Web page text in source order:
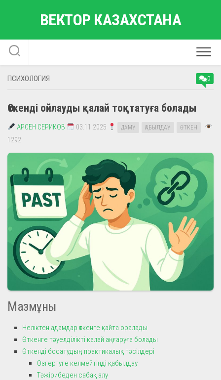
ВЕКТОР КАЗАХСТАНА
ПСИХОЛОГИЯ 0
Өткенді ойлауды қалай тоқтатуға болады
АРСЕН СЕРИКОВ 03.11.2025 ДАМУ ҚАБЫЛДАУ ӨТКЕН
1292
Мазмұны
Неліктен адамдар өткенге қайта оралады
Өткенге тәуелділікті қалай аңғаруға болады
Өткенді босатудың практикалық тәсілдері
Өзгертуге келмейтінді қабылдау
Тәжірибеден сабақ алу